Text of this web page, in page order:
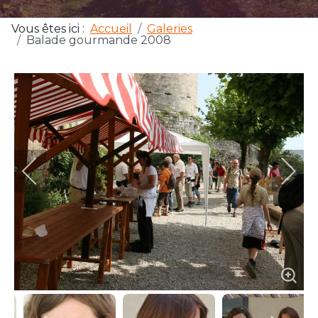
Vous êtes ici : Accueil
Galeries
Balade gourmande 2008